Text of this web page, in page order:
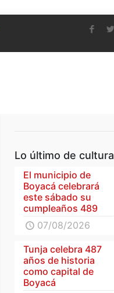
Lo último de cultura
El municipio de
Boyacá celebrará
este sábado su
cumpleaños 489
07/08/2026
Tunja celebra 487
años de historia
como capital de
Boyacá